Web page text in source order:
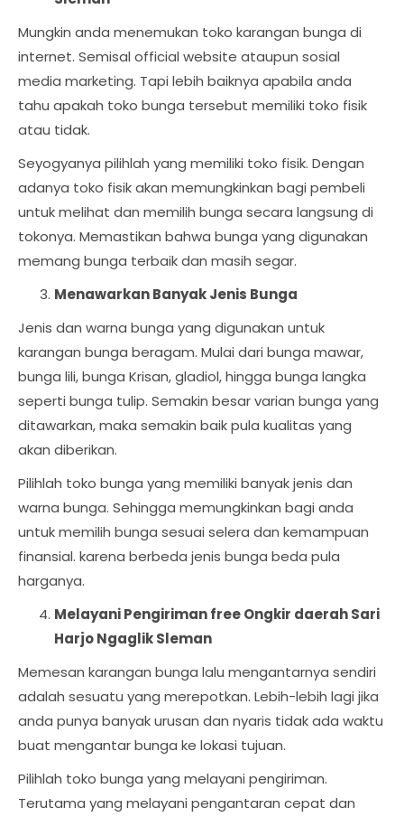
Mungkin anda menemukan toko karangan bunga di
internet. Semisal official website ataupun sosial
media marketing. Tapi lebih baiknya apabila anda
tahu apakah toko bunga tersebut memiliki toko fisik
atau tidak.
Seyogyanya pilihlah yang memiliki toko fisik. Dengan
adanya toko fisik akan memungkinkan bagi pembeli
untuk melihat dan memilih bunga secara langsung di
tokonya. Memastikan bahwa bunga yang digunakan
memang bunga terbaik dan masih segar.
Menawarkan Banyak Jenis Bunga
Jenis dan warna bunga yang digunakan untuk
karangan bunga beragam. Mulai dari bunga mawar,
bunga lili, bunga Krisan, gladiol, hingga bunga langka
seperti bunga tulip. Semakin besar varian bunga yang
ditawarkan, maka semakin baik pula kualitas yang
akan diberikan.
Pilihlah toko bunga yang memiliki banyak jenis dan
warna bunga. Sehingga memungkinkan bagi anda
untuk memilih bunga sesuai selera dan kemampuan
finansial. karena berbeda jenis bunga beda pula
harganya.
Melayani Pengiriman free Ongkir daerah Sari
Harjo Ngaglik Sleman
Memesan karangan bunga lalu mengantarnya sendiri
adalah sesuatu yang merepotkan. Lebih-lebih lagi jika
anda punya banyak urusan dan nyaris tidak ada waktu
buat mengantar bunga ke lokasi tujuan.
Pilihlah toko bunga yang melayani pengiriman.
Terutama yang melayani pengantaran cepat dan